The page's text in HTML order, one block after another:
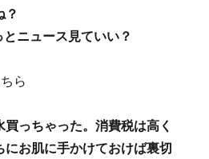
？
ニュース見ていい？
ら
っちゃった。消費税は高く
お肌に手かけておけば裏切